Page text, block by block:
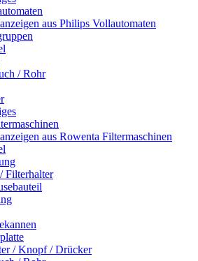
aus Philips Vollautomaten
/ Rohr
aus Rowenta Filtermaschinen
Filterhalter
/ Knopf / Drücker